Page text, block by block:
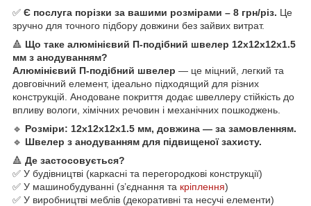
✅ Є послуга порізки за вашими розмірами – 8 грн/різ. Це
зручно для точного підбору довжини без зайвих витрат.
🔺 Що таке алюмінієвий П-подібний швелер 12х12х12х1.5
мм з анодуванням?
Алюмінієвий П-подібний швелер — це міцний, легкий та
довговічний елемент, ідеально підходящий для різних
конструкцій. Анодоване покриття додає швеллеру стійкість до
впливу вологи, хімічних речовин і механічних пошкоджень.
🔹 Розміри: 12х12х12х1.5 мм, довжина — за замовленням.
🔹 Швелер з анодуванням для підвищеної захисту.
🔺 Де застосовується?
✅ У будівництві (каркасні та перегородкові конструкції)
✅ У машинобудуванні (з’єднання та кріплення)
✅ У виробництві меблів (декоративні та несучі елементи)